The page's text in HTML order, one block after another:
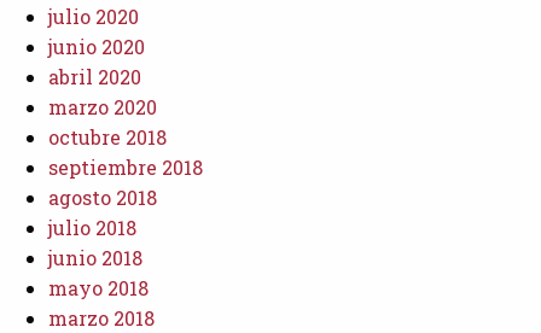
julio 2020
junio 2020
abril 2020
marzo 2020
octubre 2018
septiembre 2018
agosto 2018
julio 2018
junio 2018
mayo 2018
marzo 2018